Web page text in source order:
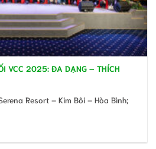
VCC 2025: ĐA DẠNG – THÍCH
Resort – Kim Bôi – Hòa Bình;